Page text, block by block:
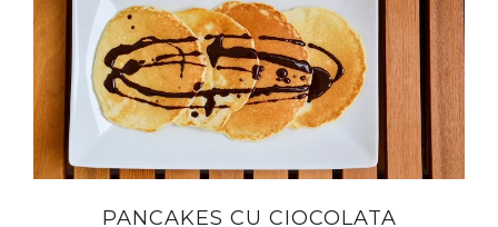
PANCAKES CU CIOCOLATA